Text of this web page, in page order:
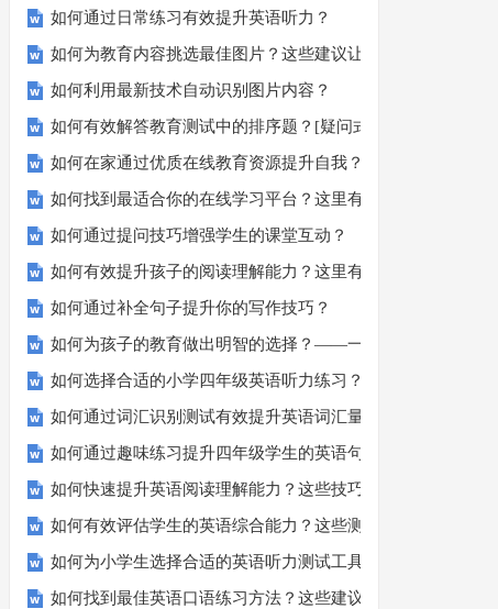
如何通过日常练习有效提升英语听力？
如何为教育内容挑选最佳图片？这些建议让你的文章脱颖而
如何利用最新技术自动识别图片内容？
如何有效解答教育测试中的排序题？[疑问式标题]
如何在家通过优质在线教育资源提升自我？
如何找到最适合你的在线学习平台？这里有你需要知道的一
如何通过提问技巧增强学生的课堂互动？
如何有效提升孩子的阅读理解能力？这里有秘诀！
如何通过补全句子提升你的写作技巧？
如何为孩子的教育做出明智的选择？——一份全面指南
如何选择合适的小学四年级英语听力练习？
如何通过词汇识别测试有效提升英语词汇量？
如何通过趣味练习提升四年级学生的英语句子结构？
如何快速提升英语阅读理解能力？这些技巧助你一臂之力！
如何有效评估学生的英语综合能力？这些测评方法要知道！
如何为小学生选择合适的英语听力测试工具？
如何找到最佳英语口语练习方法？这些建议让你事半功倍！